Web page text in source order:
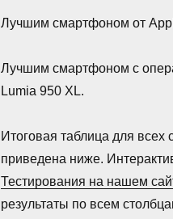
Лучшим смартфоном от
Лучшим смартфоном с
Lumia 950 XL.
Итоговая таблица для
приведена ниже.
Тестирования на нашем
результаты по всем